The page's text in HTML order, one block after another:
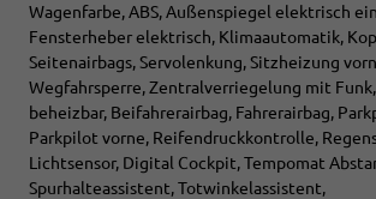
Wagenfarbe, ABS, Außenspiegel elektrisch
Fensterheber elektrisch, Klimaautomatik,
Seitenairbags, Servolenkung, Sitzheizung
Wegfahrsperre, Zentralverriegelung mit
beheizbar, Beifahrerairbag, Fahrerairbag,
Parkpilot vorne, Reifendruckkontrolle,
Lichtsensor, Digital Cockpit, Tempomat
Spurhalteassistent, Totwinkelassistent,